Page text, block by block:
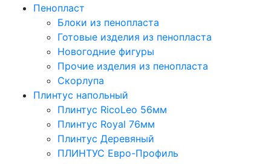
Пенопласт
Блоки из пенопласта
Готовые изделия из пенопласта
Новогодние фигуры
Прочие изделия из пенопласта
Скорлупа
Плинтус напольный
Плинтус RicoLeo 56мм
Плинтус Royal 76мм
Плинтус Деревяный
ПЛИНТУС Евро-Профиль